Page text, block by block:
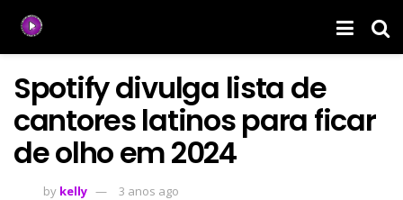
Spotify divulga lista de
cantores latinos para ficar
de olho em 2024
by kelly 3 anos ago